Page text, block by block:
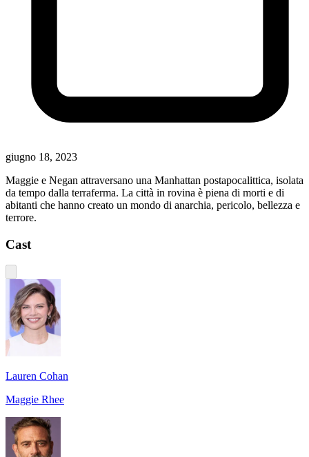
giugno 18, 2023
Maggie e Negan attraversano una Manhattan postapocalittica, isolata
da tempo dalla terraferma. La città in rovina è piena di morti e di
abitanti che hanno creato un mondo di anarchia, pericolo, bellezza e
terrore.
Cast
Lauren Cohan
Maggie Rhee